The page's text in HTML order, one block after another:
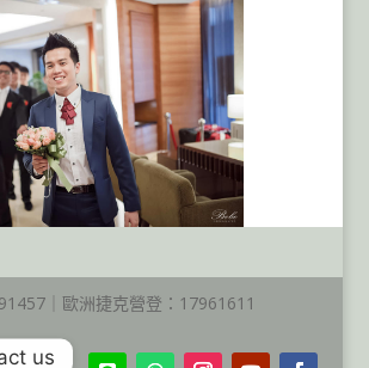
｜歐洲捷克營登：17961611
us